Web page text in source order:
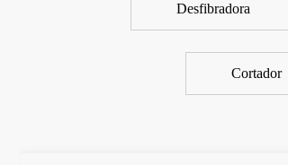
Desfibradora
Cortador